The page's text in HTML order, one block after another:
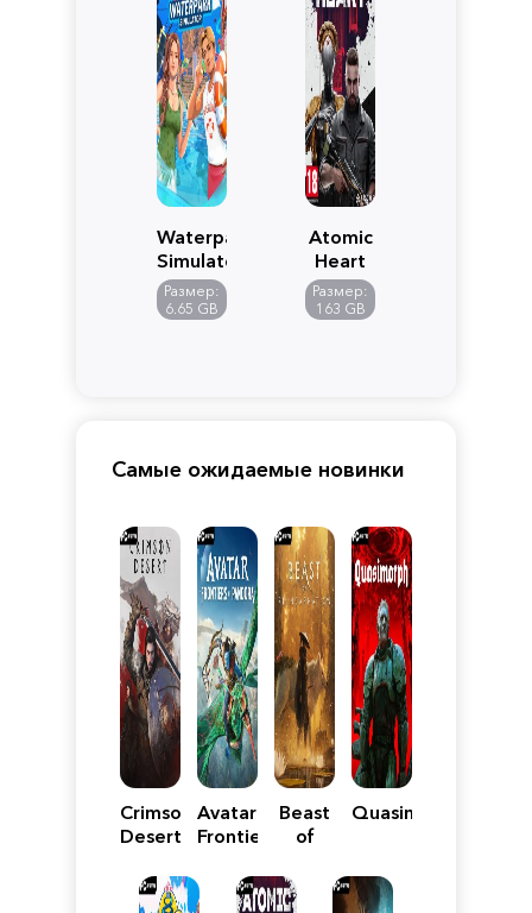
Waterpark
Simulator
Размер:
6.65 GB
Atomic
Heart
Размер:
163 GB
Самые ожидаемые новинки
Crimson
Desert
Avatar:
Frontiers
Pandora
Beast
of
Quasimorph